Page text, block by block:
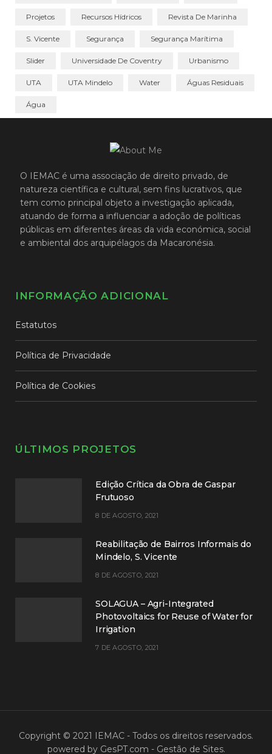
Projetos Recursos Hídricos Revista De Marinha
S. Vicente Segurança Segurança Marítima
Slider Universidade De Coventry Urbanismo
UTA UTA Mindelo Water Águas Residuais
Água
O IEMAC é uma associação de direito privado, de
natureza científica e cultural, sem fins lucrativos, que
tem como principal objeto a investigação aplicada,
atuando de forma a influenciar a adoção de políticas
públicas em diferentes áreas da vida económica, social
e ambiental dos arquipélagos da Macaronésia.
INFORMAÇÃO ADICIONAL
Estatutos
Política de Privacidade
Política de Cookies
ÚLTIMOS PROJETOS
Edição Crítica da Obra de Gaspar
Frutuoso
8 DE AGOSTO, 2021
Reabilitação de Bairros Informais do
Mindelo, S. Vicente
8 DE AGOSTO, 2021
SOLAGUA – Agri-Integrated
Photovoltaics for Reuse of Water for
Irrigation
7 DE AGOSTO, 2021
Copyright © 2021 IEMAC - Todos os direitos reservados.
powered by GesPT.com - Gestão de Sites.